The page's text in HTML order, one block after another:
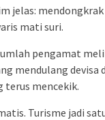
jelas:
mati suri.
pengamat
mendulang devisa
terus mencekik.
Turisme jadi